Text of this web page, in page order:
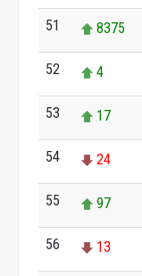
51 8375
52 4
53 17
54 24
55 97
56 13